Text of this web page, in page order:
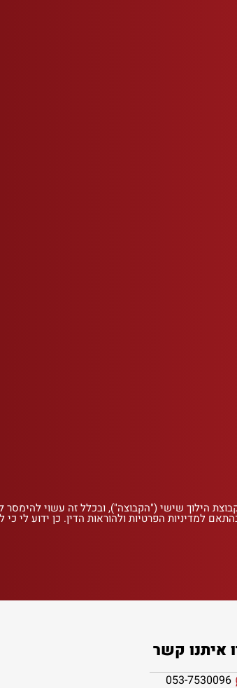
הילוך שישי ("הקבוצה"), ובכלל זה עשוי
למדיניות הפרטיות ולהוראות הדין. כן ידוע לי
איתנו קשר
053-7530096